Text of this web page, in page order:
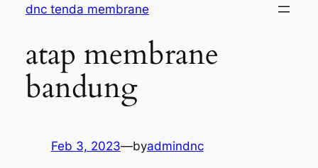
content
dnc tenda membrane
atap membrane
bandung
Feb 3, 2023—byadmindnc